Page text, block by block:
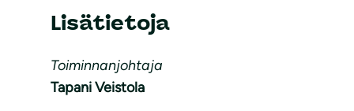
Lisätietoja
Toiminnanjohtaja
Tapani Veistola